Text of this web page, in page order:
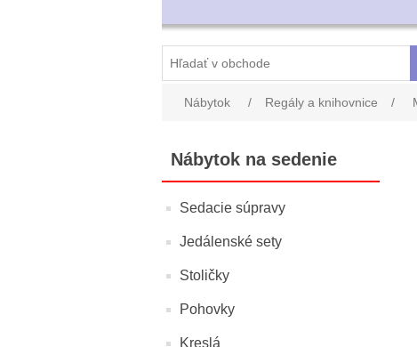
Nábytok / Regály a knihovnice /
Nábytok na sedenie
Sedacie súpravy
Jedálenské sety
Stoličky
Pohovky
Kreslá